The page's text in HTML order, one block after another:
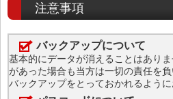
注意事項
バックアップについて
基本的にデータが消えることはあり
があった場合も当方は一切の責任を
バックアップをとっておかれるように